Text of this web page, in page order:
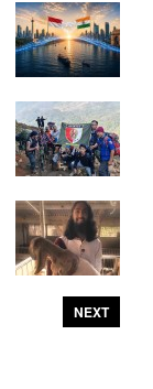
NEXT